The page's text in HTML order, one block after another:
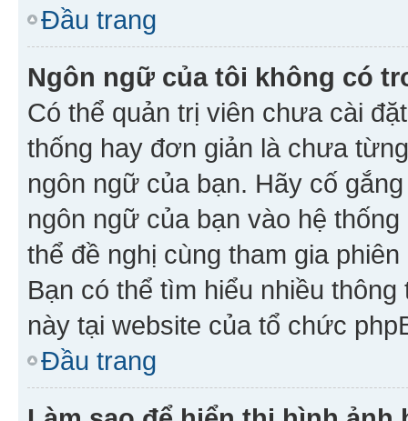
Đầu trang
Ngôn ngữ của tôi không có
Có thể quản trị viên chưa cài
thống hay đơn giản là chưa
ngôn ngữ của bạn. Hãy cố
ngôn ngữ của bạn vào hệ
thể đề nghị cùng tham gia
Bạn có thể tìm hiểu nhiều
này tại website của tổ chức
Đầu trang